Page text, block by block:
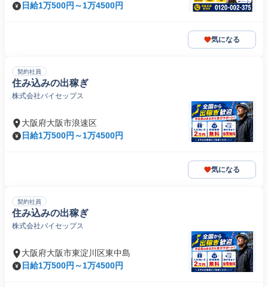
日給1万500円～1万4500円
気になる
契約社員
住み込みの出稼ぎ
株式会社バイセップス
大阪府大阪市浪速区
日給1万500円～1万4500円
気になる
契約社員
住み込みの出稼ぎ
株式会社バイセップス
大阪府大阪市東淀川区東中島
日給1万500円～1万4500円